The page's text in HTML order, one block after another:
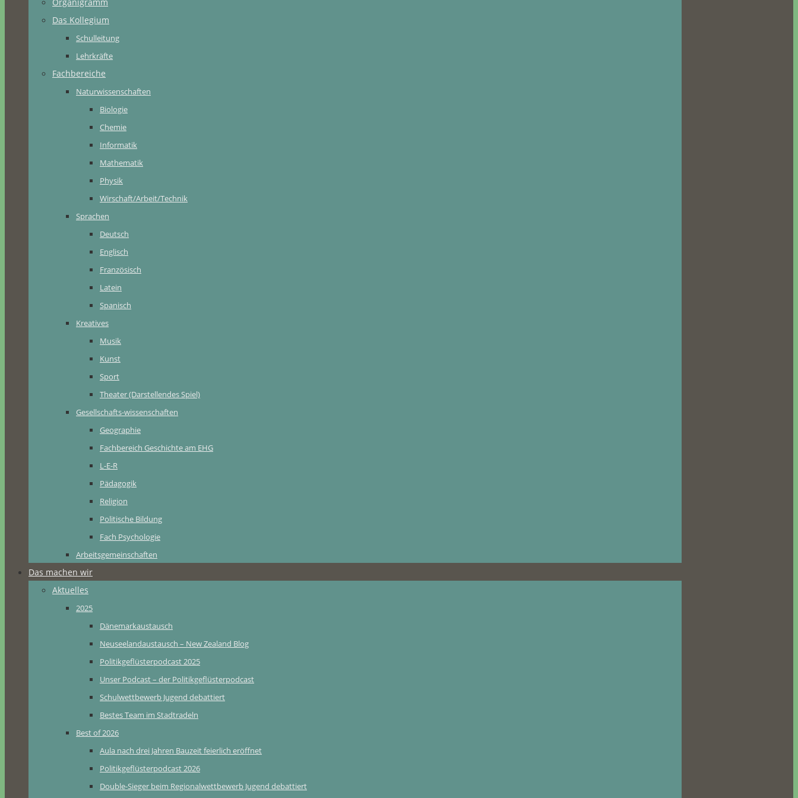
Das Kollegium
Schulleitung
Lehrkräfte
Fachbereiche
Naturwissenschaften
Biologie
Chemie
Informatik
Mathematik
Physik
Wirschaft/Arbeit/Technik
Sprachen
Deutsch
Englisch
Französisch
Latein
Spanisch
Kreatives
Musik
Kunst
Sport
Theater (Darstellendes Spiel)
Gesellschafts-wissenschaften
Geographie
Fachbereich Geschichte am EHG
L-E-R
Pädagogik
Religion
Politische Bildung
Fach Psychologie
Arbeitsgemeinschaften
Das machen wir
Aktuelles
2025
Dänemarkaustausch
Neuseelandaustausch – New Zealand Blog
Politikgeflüsterpodcast 2025
Unser Podcast – der Politikgeflüsterpodcast
Schulwettbewerb Jugend debattiert
Bestes Team im Stadtradeln
Best of 2026
Aula nach drei Jahren Bauzeit feierlich eröffnet
Politikgeflüsterpodcast 2026
Double-Sieger beim Regionalwettbewerb Jugend debattiert